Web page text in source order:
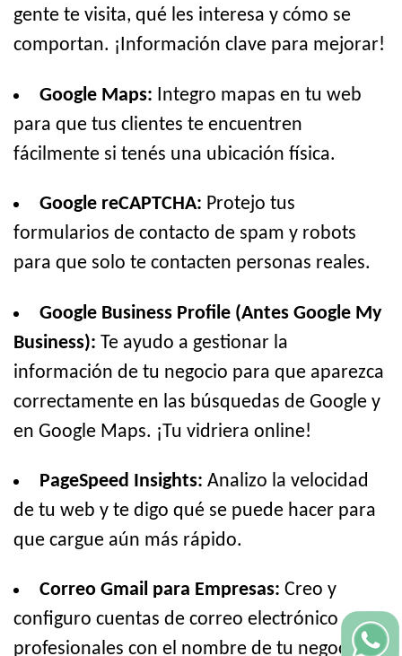
gente te visita, qué les interesa y cómo se
comportan. ¡Información clave para mejorar!
Google Maps: Integro mapas en tu web
para que tus clientes te encuentren
fácilmente si tenés una ubicación física.
Google reCAPTCHA: Protejo tus
formularios de contacto de spam y robots
para que solo te contacten personas reales.
Google Business Profile (Antes Google My
Business): Te ayudo a gestionar la
información de tu negocio para que aparezca
correctamente en las búsquedas de Google y
en Google Maps. ¡Tu vidriera online!
PageSpeed Insights: Analizo la velocidad
de tu web y te digo qué se puede hacer para
que cargue aún más rápido.
Correo Gmail para Empresas: Creo y
configuro cuentas de correo electrónico
profesionales con el nombre de tu negocio